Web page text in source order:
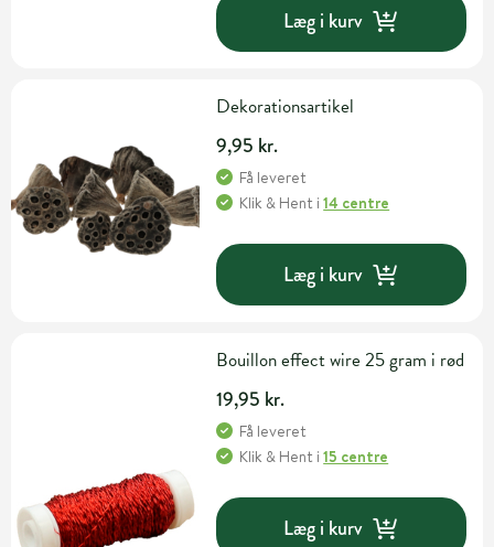
Læg i kurv
Dekorationsartikel
9,95 kr.
Få leveret
Klik & Hent i14 centre
Læg i kurv
Bouillon effect wire 25 gram i rød
19,95 kr.
Få leveret
Klik & Hent i15 centre
Læg i kurv